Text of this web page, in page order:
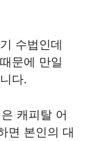
수법인데
문에 만일
다.
캐피탈 어
면 본인의 대